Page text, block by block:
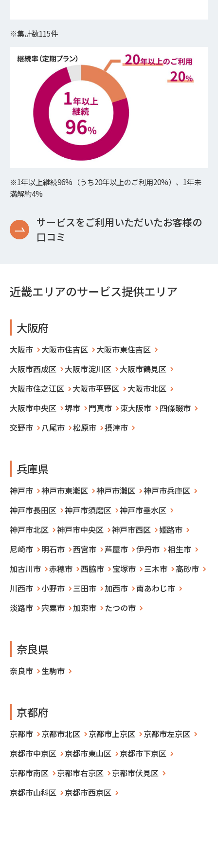
※集計数115件
※1年以上継続96%（うち20年以上のご利用20%）、1年未
満解約4%
サービスをご利用いただいたお客様の
口コミ
近畿エリアのサービス提供エリア
大阪府
大阪市 大阪市住吉区
大阪市東住吉区
大阪市西成区
大阪市淀川区
大阪市鶴見区
大阪市住之江区
大阪市平野区
大阪市北区
大阪市中央区
堺市 門真市 東大阪市
四條畷市
交野市
八尾市 松原市 摂津市
兵庫県
神戸市 神戸市東灘区 神戸市灘区
神戸市兵庫区
神戸市長田区
神戸市須磨区
神戸市垂水区
神戸市北区
神戸市中央区 神戸市西区
姫路市
尼崎市
明石市 西宮市 芦屋市 伊丹市
相生市
加古川市
赤穂市 西脇市 宝塚市 三木市
高砂市
川西市
小野市 三田市 加西市
南あわじ市
淡路市
宍粟市 加東市 たつの市
奈良県
奈良市 生駒市
京都府
京都市 京都市北区 京都市上京区
京都市左京区
京都市中京区
京都市東山区
京都市下京区
京都市南区
京都市右京区
京都市伏見区
京都市山科区
京都市西京区